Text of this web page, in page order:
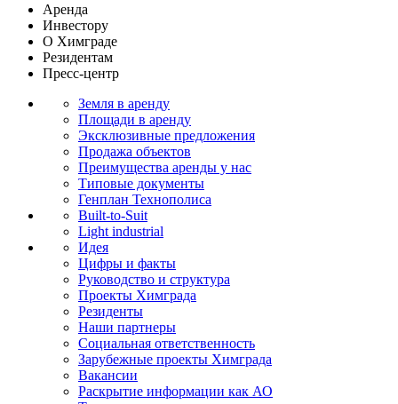
Аренда
Инвестору
О Химграде
Резидентам
Пресс-центр
Земля в аренду
Площади в аренду
Эксклюзивные предложения
Продажа объектов
Преимущества аренды у нас
Типовые документы
Генплан Технополиса
Built-to-Suit
Light industrial
Идея
Цифры и факты
Руководство и структура
Проекты Химграда
Резиденты
Наши партнеры
Социальная ответственность
Зарубежные проекты Химграда
Вакансии
Раскрытие информации как АО